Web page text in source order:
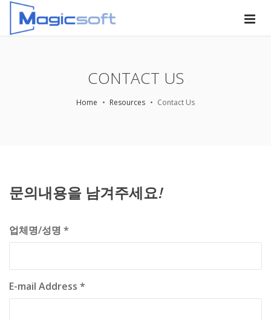
CONTACT US
Home Resources Contact Us
문의내용을 남겨주세요!
업체명/성명 *
E-mail Address *